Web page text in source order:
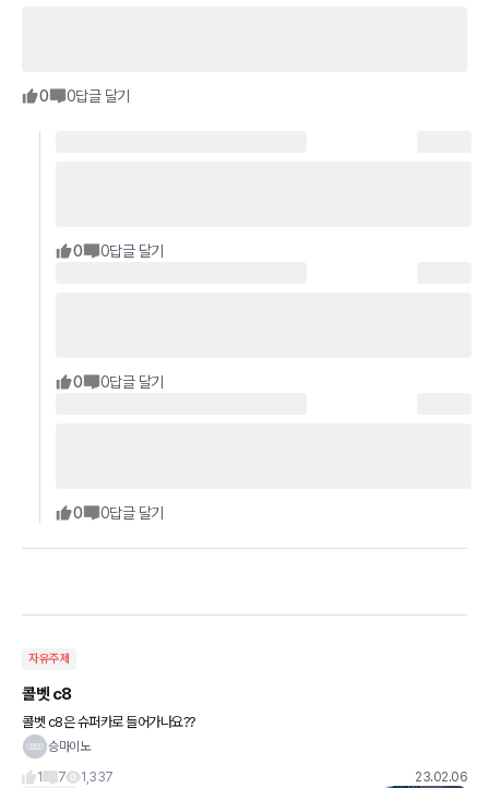
0 0답글 달기
0 0답글 달기
0 0답글 달기
0 0답글 달기
자유주제
콜벳 c8
콜벳 c8은 슈퍼카로 들어가나요??
승마이노
1
7 1,337 23.02.06